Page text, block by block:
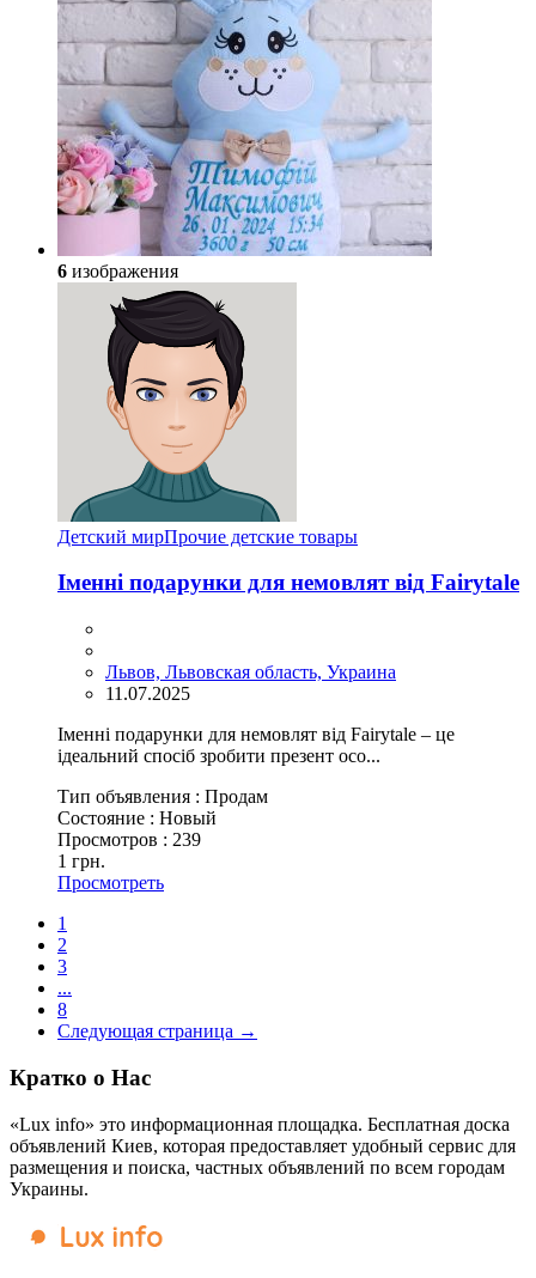
6 изображения
Детский мирПрочие детские товары
Іменні подарунки для немовлят від Fairytale
Львов, Львовская область, Украина
11.07.2025
Іменні подарунки для немовлят від Fairytale – це
ідеальний спосіб зробити презент осо...
Тип объявления : Продам
Состояние : Новый
Просмотров : 239
1 грн.
Просмотреть
1
2
3
...
8
Следующая страница →
Кратко о Нас
«Lux info» это информационная площадка. Бесплатная доска
объявлений Киев, которая предоставляет удобный сервис для
размещения и поиска, частных объявлений по всем городам
Украины.